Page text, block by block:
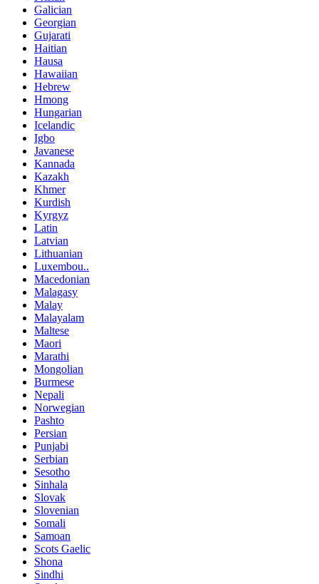
Galician
Georgian
Gujarati
Haitian
Hausa
Hawaiian
Hebrew
Hmong
Hungarian
Icelandic
Igbo
Javanese
Kannada
Kazakh
Khmer
Kurdish
Kyrgyz
Latin
Latvian
Lithuanian
Luxembou..
Macedonian
Malagasy
Malay
Malayalam
Maltese
Maori
Marathi
Mongolian
Burmese
Nepali
Norwegian
Pashto
Persian
Punjabi
Serbian
Sesotho
Sinhala
Slovak
Slovenian
Somali
Samoan
Scots Gaelic
Shona
Sindhi